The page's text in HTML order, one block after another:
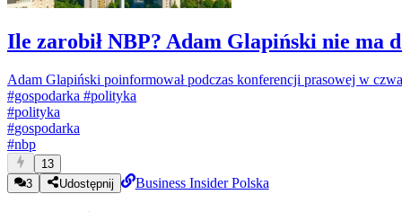
Ile zarobił NBP? Adam Glapiński nie ma
Adam Glapiński poinformował podczas konferencji prasowej w
#gospodarka #polityka
#polityka
#gospodarka
#nbp
13
3
Udostępnij Business Insider Polska